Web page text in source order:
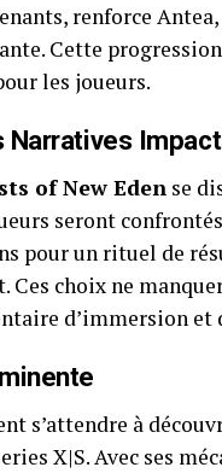
renforce
Cette
les joueurs.
Narratives
of New Eden se
seront
pour un rituel de
Ces choix ne
d’immersion et
s’attendre à
X|S. Avec ses